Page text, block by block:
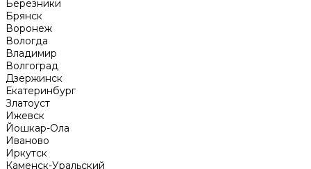
Березники
Брянск
Воронеж
Вологда
Владимир
Волгоград
Дзержинск
Екатеринбург
Златоуст
Ижевск
Йошкар-Ола
Иваново
Иркутск
Каменск-Уральский